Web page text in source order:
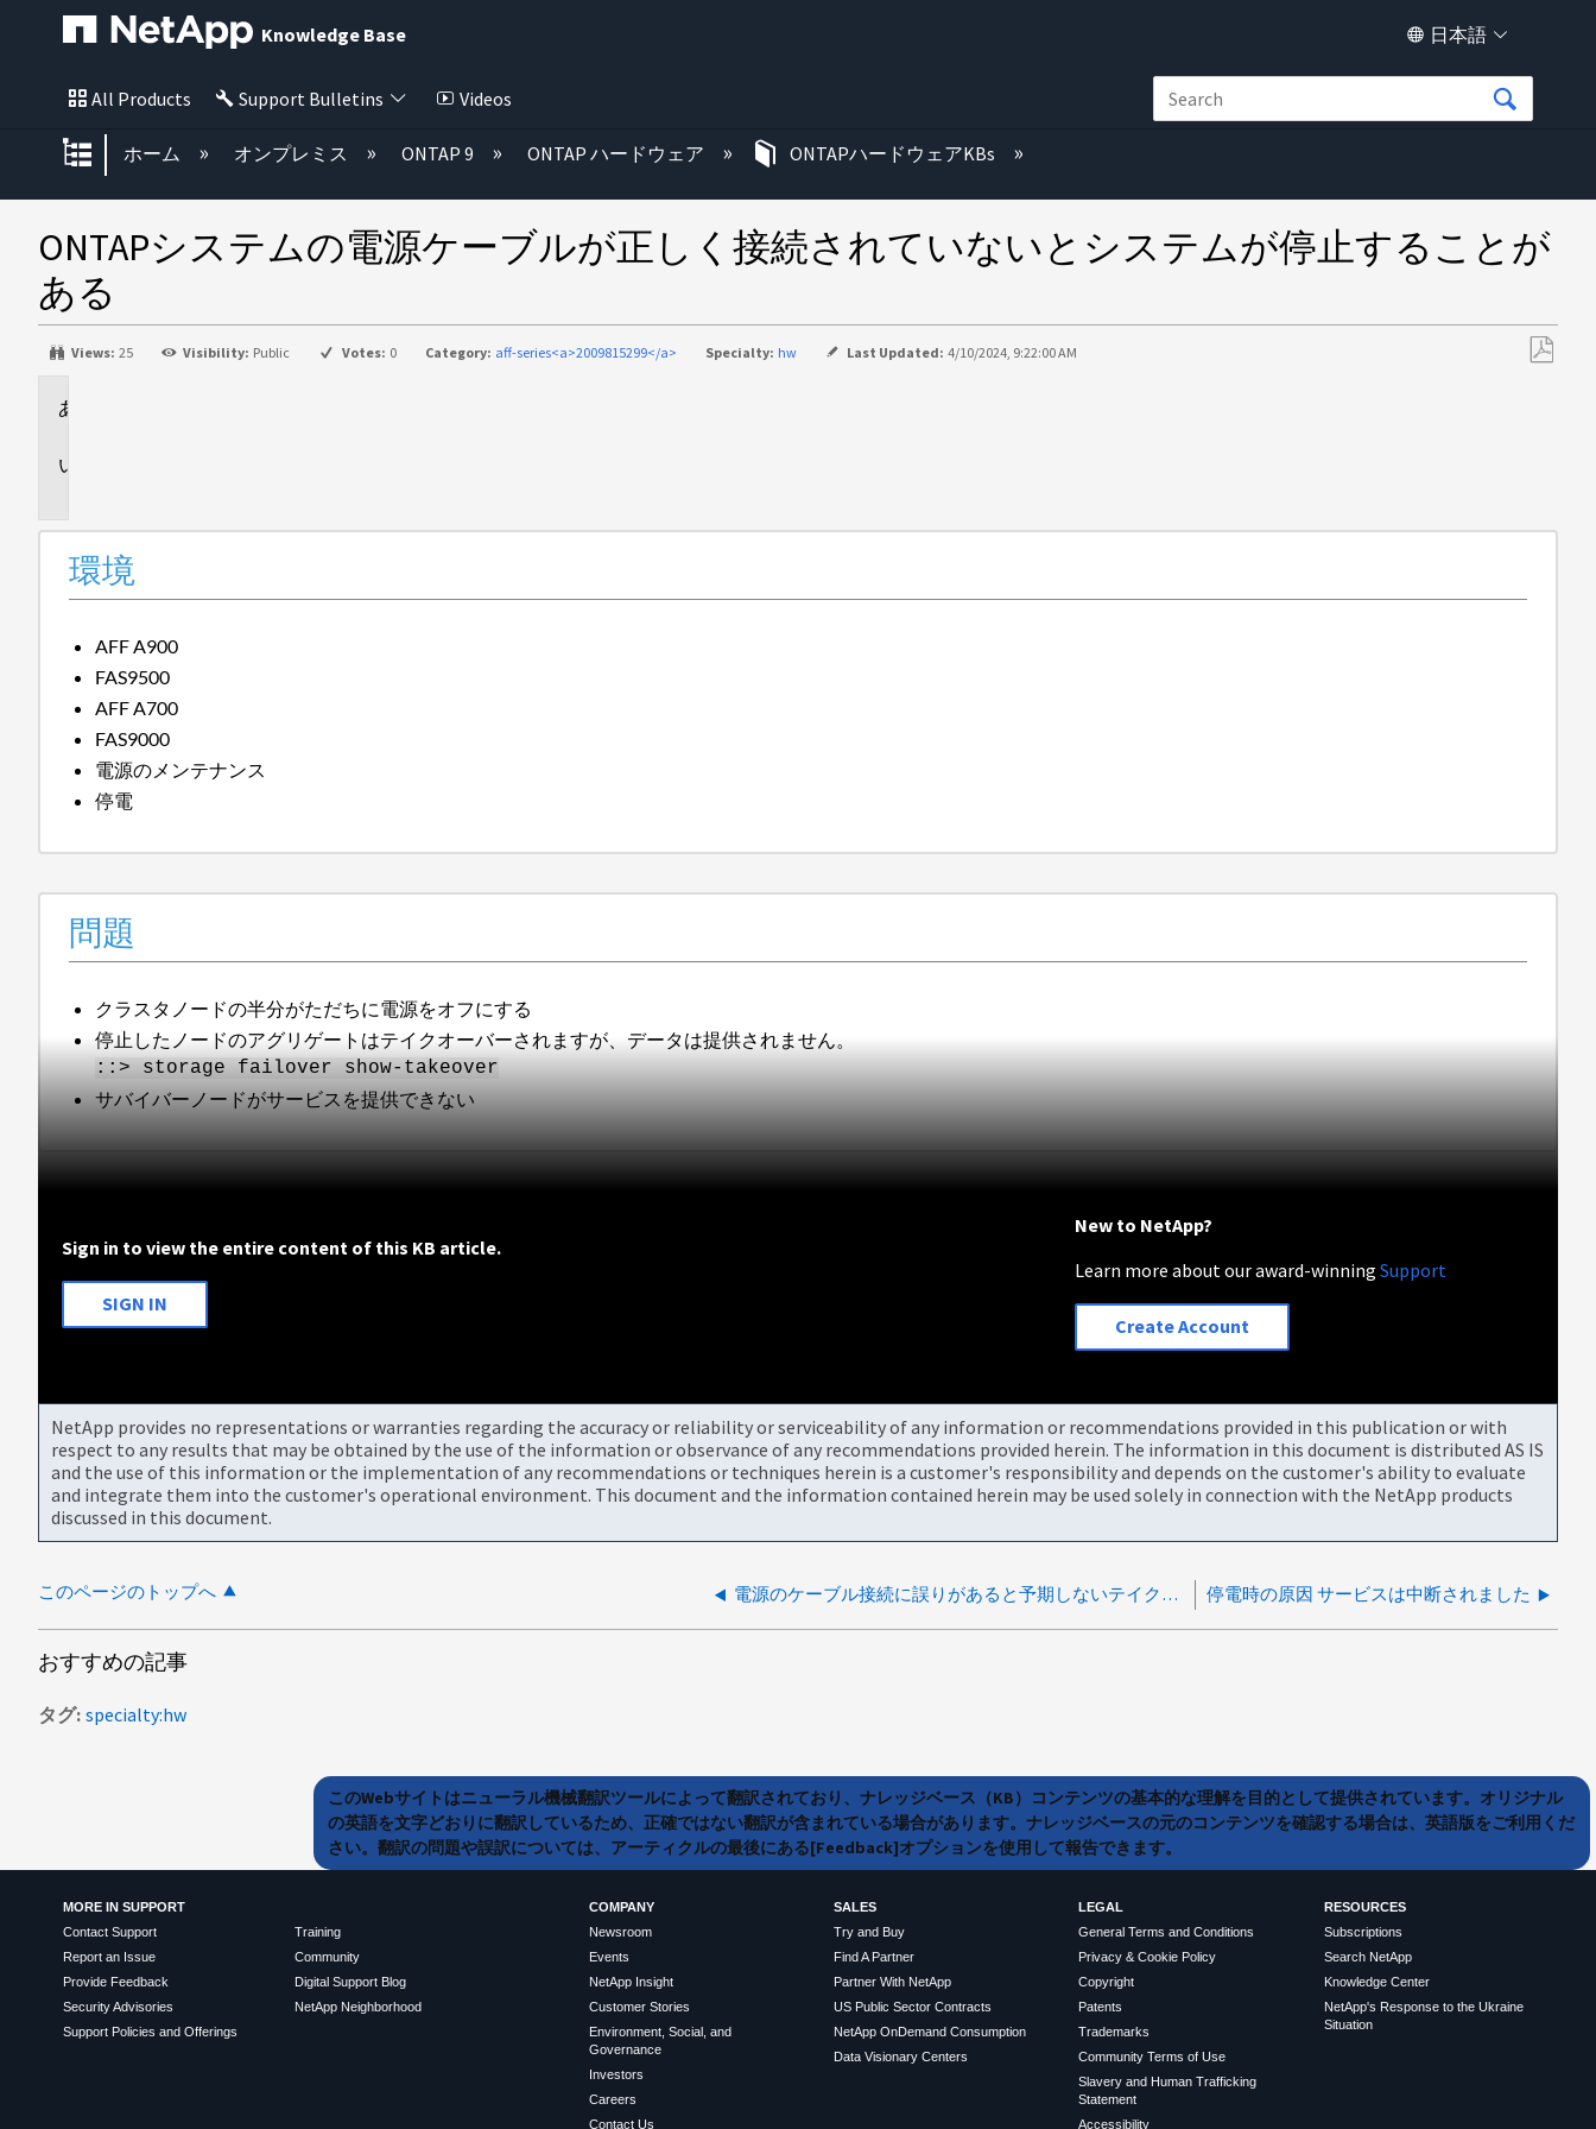
Knowledge Base 日本語
All Products Support Bulletins Videos
グローバル階層を展開/折りたたむ
ホーム オンプレミス ONTAP 9 ONTAP ハードウェア ONTAPハードウェアKBs
ONTAPシステムの電源ケーブルが正しく接続されていないとシステムが停止することが
ある
Views: 25 Visibility: Public Votes: 0 Category: aff-series<a>2009815299</a> Specialty: hw Last Updated: 4/10/2024, 9:22:00 AM
環境
AFF A900
FAS9500
AFF A700
FAS9000
電源のメンテナンス
停電
問題
クラスタノードの半分がただちに電源をオフにする
停止したノードのアグリゲートはテイクオーバーされますが、データは提供されません。
::> storage failover show-takeover
サバイバーノードがサービスを提供できない
Sign in to view the entire content of this KB article.
SIGN IN
New to NetApp?
Learn more about our award-winningSupport
Create Account
NetApp provides no representations or warranties regarding the accuracy or reliability or serviceability of any information or recommendations provided in this publication or with
respect to any results that may be obtained by the use of the information or observance of any recommendations provided herein. The information in this document is distributed AS IS
and the use of this information or the implementation of any recommendations or techniques herein is a customer's responsibility and depends on the customer's ability to evaluate
and integrate them into the customer's operational environment. This document and the information contained herein may be used solely in connection with the NetApp products
discussed in this document.
このページのトップへ 電源のケーブル接続に誤りがあると予期しないテイクオーバーが発生する 停電時の原因 サービスは中断されました
おすすめの記事
タグ specialty:hw
このWebサイトはニューラル機械翻訳ツールによって翻訳されており、ナレッジベース（KB）コンテンツの基本的な理解を目的として提供されています。オリジナル
の英語を文字どおりに翻訳しているため、正確ではない翻訳が含まれている場合があります。ナレッジベースの元のコンテンツを確認する場合は、英語版をご利用くだ
さい。翻訳の問題や誤訳については、アーティクルの最後にある[Feedback]オプションを使用して報告できます。
MORE IN SUPPORT
Contact Support
Report an Issue
Provide Feedback
Security Advisories
Support Policies and Offerings
Training
Community
Digital Support Blog
NetApp Neighborhood
COMPANY
Newsroom
Events
NetApp Insight
Customer Stories
Environment, Social, and
Governance
Investors
Careers
Contact Us
SALES
Try and Buy
Find A Partner
Partner With NetApp
US Public Sector Contracts
NetApp OnDemand Consumption
Data Visionary Centers
LEGAL
General Terms and Conditions
Privacy & Cookie Policy
Copyright
Patents
Trademarks
Community Terms of Use
Slavery and Human Trafficking
Statement
Accessibility
RESOURCES
Subscriptions
Search NetApp
Knowledge Center
NetApp's Response to the Ukraine
Situation